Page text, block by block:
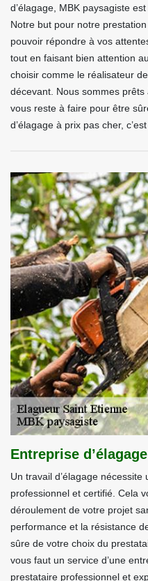
d’élagage, MBK paysagiste
Notre but pour notre
pouvoir répondre à vos
tout en faisant bien attention
choisir comme le réalisateur
décevant. Nous sommes
vous reste à faire pour être
d’élagage à prix pas cher,
Entreprise d’élagage
Un travail d’élagage
professionnel et certifié. Cela
déroulement de votre projet
performance et la résistance
sûre de votre choix du
vous faut un service d’une
prestataire professionnel et